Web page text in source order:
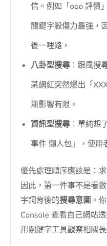
信。例如「ooo 評價
關鍵字殺傷力最強，
後一哩路。
八卦型搜尋 ：跟風搜
某網紅突然爆出「
期影響有限。
資訊型搜尋 ：單純想
事件 懶人包」，使用
優先處理順序應該是：
因此，第一件事不是看
字詞背後的搜尋意圖 。
Console 查看自己網站
用關鍵字工具觀察相關